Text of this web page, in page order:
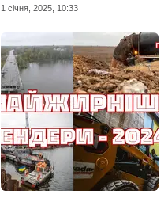
1 сiчня, 2025, 10:33